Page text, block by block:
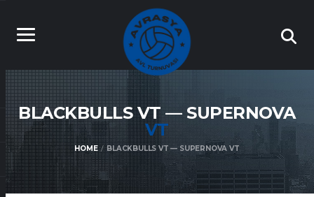
BLACKBULLS VT — SUPERNOVA
VT
HOME BLACKBULLS VT — SUPERNOVA VT